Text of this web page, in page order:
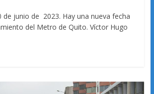
de junio de 2023. Hay una nueva fecha
del Metro de Quito. Víctor Hugo